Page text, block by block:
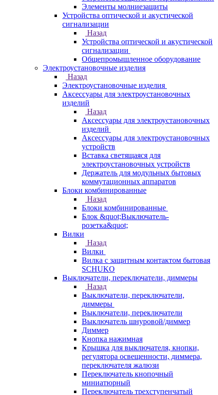
Элементы молниезащиты
Устройства оптической и акустической
сигнализации
Назад
Устройства оптической и акустической
сигнализации
Общепромышленное оборудование
Электроустановочные изделия
Назад
Электроустановочные изделия
Аксессуары для электроустановочных
изделий
Назад
Аксессуары для электроустановочных
изделий
Аксессуары для электроустановочных
устройств
Вставка светящаяся для
электроустановочных устройств
Держатель для модульных бытовых
коммутационных аппаратов
Блоки комбинированные
Назад
Блоки комбинированные
Блок &quot;Выключатель-
розетка&quot;
Вилки
Назад
Вилки
Вилка с защитным контактом бытовая
SCHUKO
Выключатели, переключатели, диммеры
Назад
Выключатели, переключатели,
диммеры
Выключатели, переключатели
Выключатель шнуровой/диммер
Диммер
Кнопка нажимная
Крышка для выключателя, кнопки,
регулятора освещенности, диммера,
переключателя жалюзи
Переключатель кнопочный
миниатюрный
Переключатель трехступенчатый